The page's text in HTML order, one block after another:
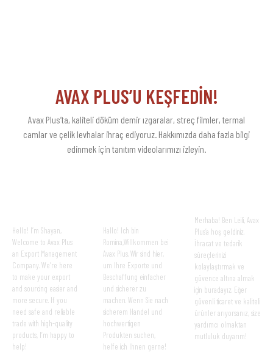
AVAX PLUS’U KEŞFEDİN!
Avax Plus’ta, kaliteli döküm demir ızgaralar, streç filmler, termal
camlar ve çelik levhalar ihraç ediyoruz. Hakkımızda daha fazla bilgi
edinmek için tanıtım videolarımızı izleyin.
Hello! I’m Shayan,
Welcome to Avax Plus
an Export Management
Company. We’re here
to make your export
and sourcing easier and
more secure. If you
need safe and reliable
trade with high-quality
products, I’m happy to
help!
Hallo! Ich bin
Romina,Willkommen bei
Avax Plus. Wir sind hier,
um Ihre Exporte und
Beschaffung einfacher
und sicherer zu
machen. Wenn Sie nach
sicherem Handel und
hochwertigen
Produkten suchen,
helfe ich Ihnen gerne!
Merhaba! Ben Leili, Avax
Plus’a hoş geldiniz.
İhracat ve tedarik
süreçlerinizi
kolaylaştırmak ve
güvence altına almak
için buradayız. Eğer
güvenli ticaret ve kaliteli
ürünler arıyorsanız, size
yardımcı olmaktan
mutluluk duyarım!